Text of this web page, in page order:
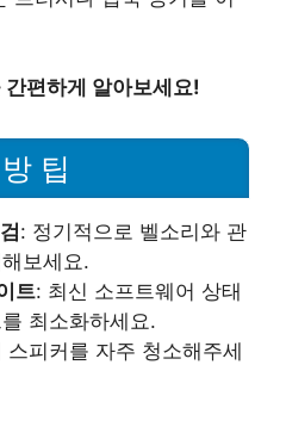
편하게 알아보세요!
팁
: 정기적으로 벨소리와 관
보세요.
트: 최신 소프트웨어 상태
최소화하세요.
스피커를 자주 청소해주세